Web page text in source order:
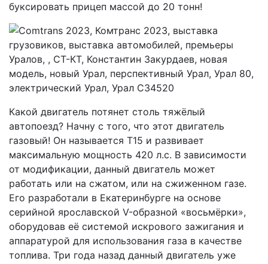
буксировать прицеп массой до 20 тонн!
Какой двигатель потянет столь тяжёлый
автопоезд? Начну с того, что этот двигатель
газовый! Он называется Т15 и развивает
максимальную мощность 420 л.с. В зависимости
от модификации, данный двигатель может
работать или на сжатом, или на сжиженном газе.
Его разработали в Екатеринбурге на основе
серийной ярославской V-образной «восьмёрки»,
оборудовав её системой искрового зажигания и
аппаратурой для использования газа в качестве
топлива. Три года назад данный двигатель уже